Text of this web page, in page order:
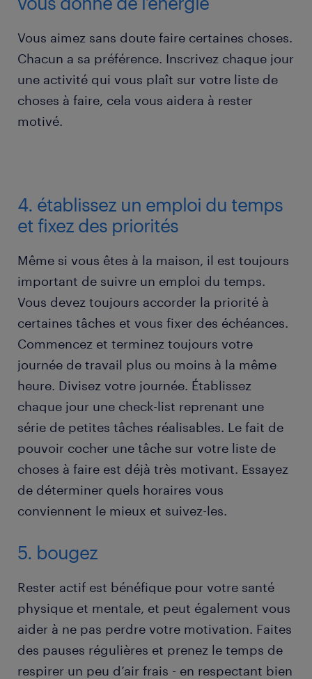
Vous aimez sans doute faire certaines choses.
Chacun a sa préférence. Inscrivez chaque jour
une activité qui vous plaît sur votre liste de
choses à faire, cela vous aidera à rester
motivé.
4. établissez un emploi du temps
et fixez des priorités
Même si vous êtes à la maison, il est toujours
important de suivre un emploi du temps.
Vous devez toujours accorder la priorité à
certaines tâches et vous fixer des échéances.
Commencez et terminez toujours votre
journée de travail plus ou moins à la même
heure. Divisez votre journée. Établissez
chaque jour une check-list reprenant une
série de petites tâches réalisables. Le fait de
pouvoir cocher une tâche sur votre liste de
choses à faire est déjà très motivant. Essayez
de déterminer quels horaires vous
conviennent le mieux et suivez-les.
5. bougez
Rester actif est bénéfique pour votre santé
physique et mentale, et peut également vous
aider à ne pas perdre votre motivation. Faites
des pauses régulières et prenez le temps de
respirer un peu d’air frais - en respectant bien